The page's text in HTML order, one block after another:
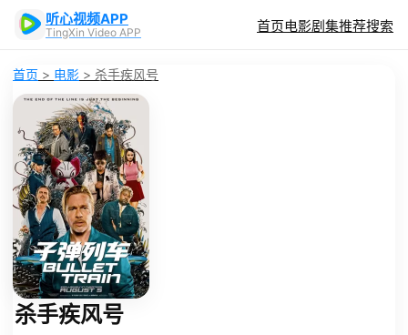
听心视频APP
TingXin Video APP 首页电影剧集推荐搜索
首页 > 电影 > 杀手疾风号
杀手疾风号